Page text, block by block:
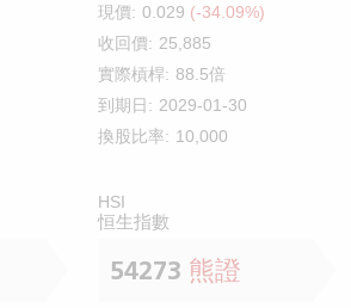
現價: 0.029 (-34.09%)
收回價: 25,885
實際槓桿: 88.5倍
到期日: 2029-01-30
換股比率: 10,000
HSI
恒生指數
54273 熊證